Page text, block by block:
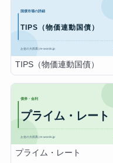
TIPS（物価連動国債）
プライム・レート